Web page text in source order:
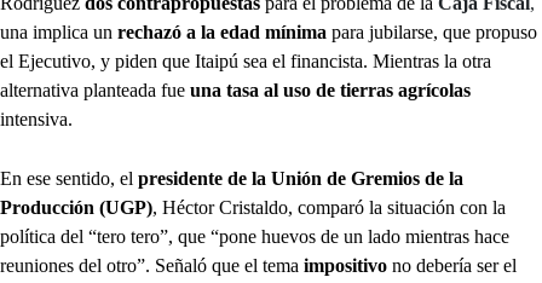
una implica un rechazó a la edad mínima para jubilarse, que propuso
el Ejecutivo, y piden que Itaipú sea el financista. Mientras la otra
alternativa planteada fue una tasa al uso de tierras agrícolas
intensiva.
En ese sentido, el presidente de la Unión de Gremios de la
Producción (UGP), Héctor Cristaldo, comparó la situación con la
política del “tero tero”, que “pone huevos de un lado mientras hace
reuniones del otro”. Señaló que el tema impositivo no debería ser el